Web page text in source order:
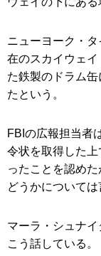
ニューヨーク・
在のスカイウェ
た鉄製のドラム
たという。
FBIの広報担当者
令状を取得した
ったことを認め
どうかについては
マーラ・シュナ
こう話している。